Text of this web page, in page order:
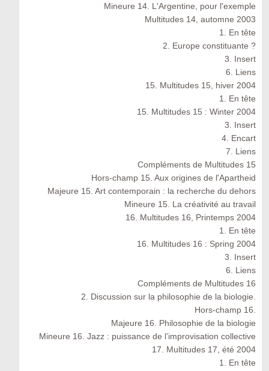
Mineure 14. L'Argentine, pour l'exemple
Multitudes 14, automne 2003
1. En tête
2. Europe constituante ?
3. Insert
6. Liens
15. Multitudes 15, hiver 2004
1. En tête
15. Multitudes 15 : Winter 2004
3. Insert
4. Encart
7. Liens
Compléments de Multitudes 15
Hors-champ 15. Aux origines de l'Apartheid
Majeure 15. Art contemporain : la recherche du dehors
Mineure 15. La créativité au travail
16. Multitudes 16, Printemps 2004
1. En tête
16. Multitudes 16 : Spring 2004
3. Insert
6. Liens
Compléments de Multitudes 16
2. Discussion sur la philosophie de la biologie.
Hors-champ 16.
Majeure 16. Philosophie de la biologie
Mineure 16. Jazz : puissance de l’improvisation collective
17. Multitudes 17, été 2004
1. En tête